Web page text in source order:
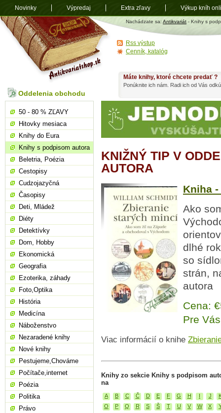
Antikvariát
shop.sk
Nachádzate sa: Antikvariát - Knihy s
KNIŽNÝ TIP V
AUTORA
Kniha
Ako
dlhé
so
strán,
autora
Cena:
Pre
Viac informácií o knihe
Knihy zo sekcie Knihy s podpisom
na
A B C Č D E F G H I J
O
P Q R S Š T U V W X
Máte knihy, ktoré chcete predať ?
Ponúknite ich nám. Radi ich od Vás
Oddelenia obchodu
50 - 80 % ZĽAVY
Hitovky mesiaca
Knihy do Eura
Knihy s podpisom autora
Beletria, Poézia
Cestopisy
Cudzojazyčná
Časopisy
Deti, Mládež
Diéty
Detektívky
Dom, Hobby
Ekonomická
Geografia
Ezoterika, záhady
Foto,Optika
História
Medicína
Náboženstvo
Nezaradené knihy
Nové knihy
Pestujeme,Chováme
Počítače,internet
Poézia
Politika
Právo
Rss výstup
Cenník, katalóg
Novinky Výpredaj Extra zľavy Výkup kníh